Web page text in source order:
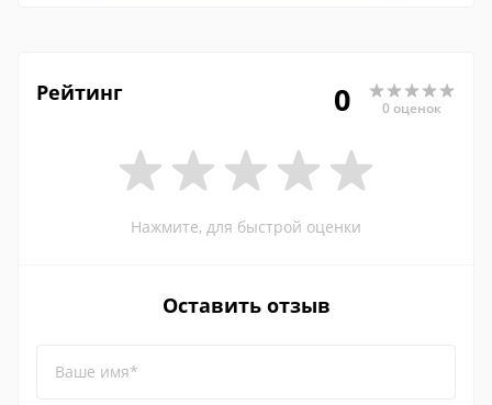
Рейтинг 0 0 оценок
Нажмите, для быстрой оценки
Оставить отзыв
Ваше имя*